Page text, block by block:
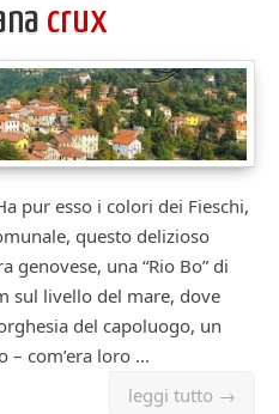
crux
esso i colori dei Fieschi,
questo delizioso
genovese, una “Rio Bo” di
sul livello del mare, dove
del capoluogo, un
– com’era loro ...
leggi tutto →